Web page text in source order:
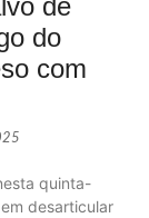
do
com
quinta-
desarticular